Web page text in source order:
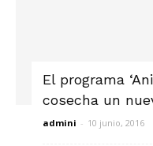
El programa
cosecha un
admini - 10 junio, 2016